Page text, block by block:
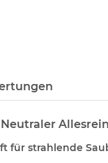
Neutraler
für strahlende